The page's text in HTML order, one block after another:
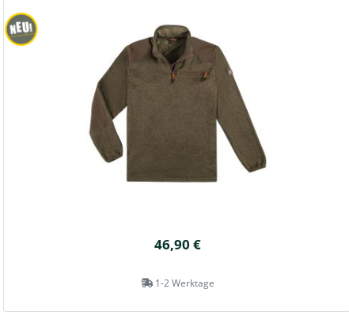
46,90 €
1-2 Werktage